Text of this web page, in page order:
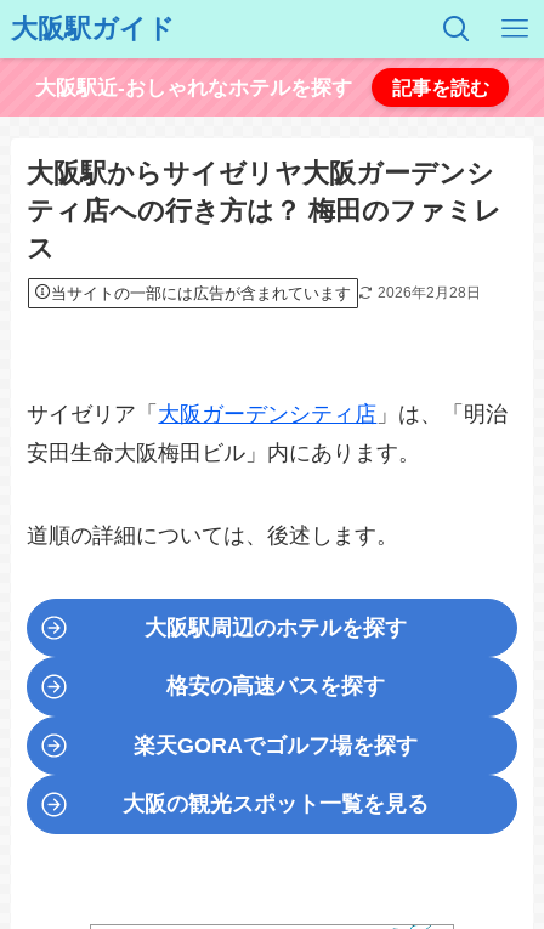
大阪駅ガイド
大阪駅近-おしゃれなホテルを探す 記事を読む
大阪駅からサイゼリヤ大阪ガーデンシ
ティ店への行き方は？ 梅田のファミレ
ス
当サイトの一部には広告が含まれています 2026年2月28日
サイゼリア「 大阪ガーデンシティ店 」は、「明治
安田生命大阪梅田ビル」内にあります。
道順の詳細については、後述します。
大阪駅周辺のホテルを探す
格安の高速バスを探す
楽天GORAでゴルフ場を探す
大阪の観光スポット一覧を見る